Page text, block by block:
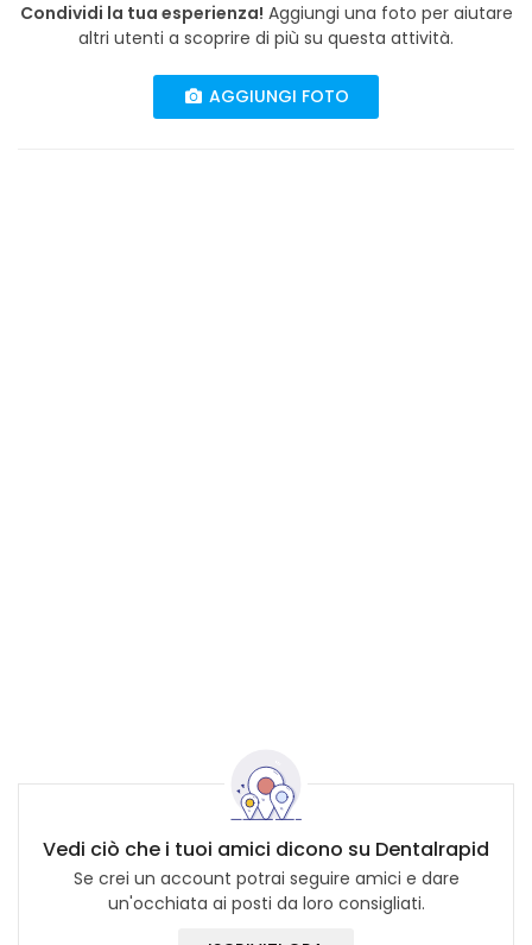
Condividi la tua esperienza! Aggiungi una foto per aiutare
altri utenti a scoprire di più su questa attività.
AGGIUNGI FOTO
Vedi ciò che i tuoi amici dicono su Dentalrapid
Se crei un account potrai seguire amici e dare
un'occhiata ai posti da loro consigliati.